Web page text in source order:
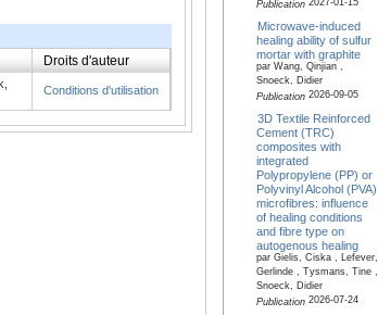
Droits d'auteur
Conditions d'utilisation
Publication2027-01-15
Microwave-induced
healing ability of sulfur
mortar with graphite
par Wang, Qinjian ,
Snoeck, Didier
Publication2026-09-05
3D Textile Reinforced
Cement (TRC)
composites with
integrated
Polypropylene (PP) or
Polyvinyl Alcohol (PVA)
microfibres: influence
of healing conditions
and fibre type on
autogenous healing
par Gielis, Ciska , Lefever,
Gerlinde , Tysmans, Tine ,
Snoeck, Didier
Publication2026-07-24